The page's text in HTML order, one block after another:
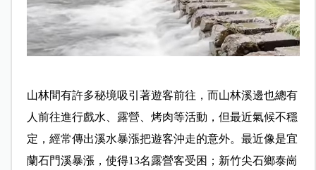
山林間有許多秘境吸引著遊客前往，而山林溪邊也總有
人前往進行戲水、露營、烤肉等活動，但最近氣候不穩
定，經常傳出溪水暴漲把遊客沖走的意外。最近像是宜
蘭石門溪暴漲，使得13名露營客受困；新竹尖石鄉泰崗